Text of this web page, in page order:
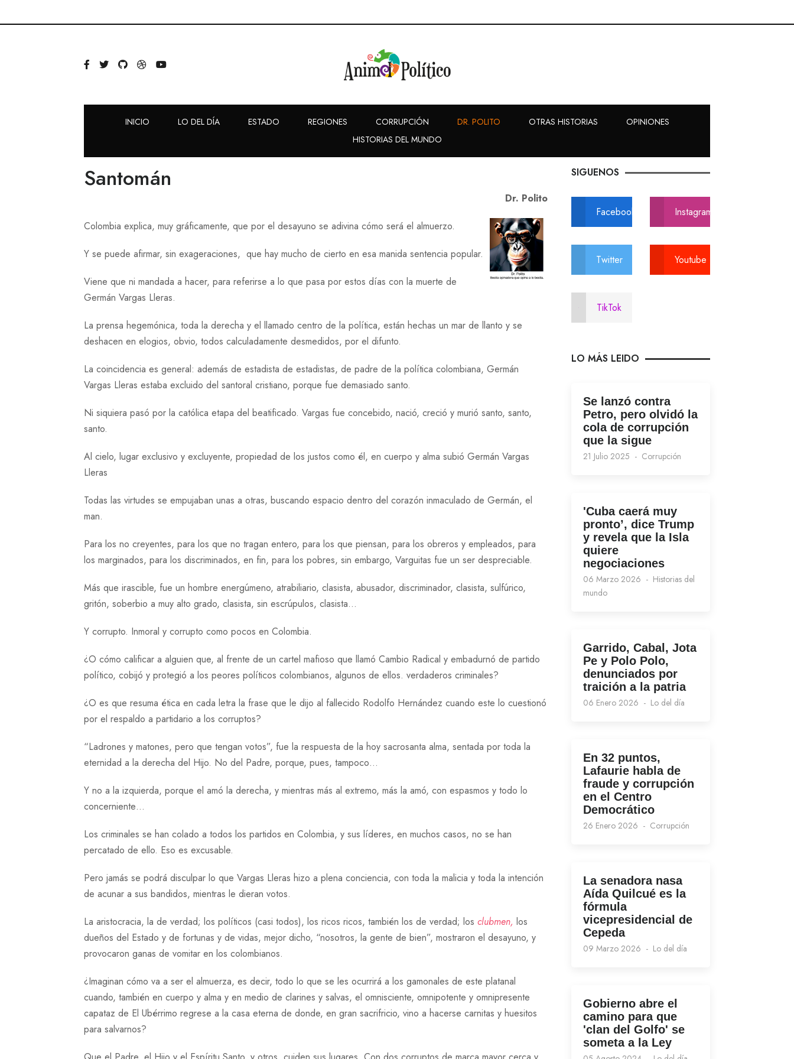
INICIO LO DEL DÍA ESTADO REGIONES CORRUPCIÓN DR. POLITO OTRAS HISTORIAS
OPINIONES
HISTORIAS DEL MUNDO
Santomán
Dr. Polito
Colombia explica, muy gráficamente, que por el desayuno se adivina cómo será el almuerzo.
Y se puede afirmar, sin exageraciones, que hay mucho de cierto en esa manida sentencia popular.
Viene que ni mandada a hacer, para referirse a lo que pasa por estos días con la muerte de
Germán Vargas Lleras.
La prensa hegemónica, toda la derecha y el llamado centro de la política, están hechas un mar de llanto y se
deshacen en elogios, obvio, todos calculadamente desmedidos, por el difunto.
La coincidencia es general: además de estadista de estadistas, de padre de la política colombiana, Germán
Vargas Lleras estaba excluido del santoral cristiano, porque fue demasiado santo.
Ni siquiera pasó por la católica etapa del beatificado. Vargas fue concebido, nació, creció y murió santo, santo,
santo.
Al cielo, lugar exclusivo y excluyente, propiedad de los justos como él, en cuerpo y alma subió Germán Vargas
Lleras
Todas las virtudes se empujaban unas a otras, buscando espacio dentro del corazón inmaculado de Germán, el
man.
Para los no creyentes, para los que no tragan entero, para los que piensan, para los obreros y empleados, para
los marginados, para los discriminados, en fin, para los pobres, sin embargo, Varguitas fue un ser despreciable.
Más que irascible, fue un hombre energúmeno, atrabiliario, clasista, abusador, discriminador, clasista, sulfúrico,
gritón, soberbio a muy alto grado, clasista, sin escrúpulos, clasista…
Y corrupto. Inmoral y corrupto como pocos en Colombia.
¿O cómo calificar a alguien que, al frente de un cartel mafioso que llamó Cambio Radical y embadurnó de partido
político, cobijó y protegió a los peores políticos colombianos, algunos de ellos. verdaderos criminales?
¿O es que resuma ética en cada letra la frase que le dijo al fallecido Rodolfo Hernández cuando este lo cuestionó
por el respaldo a partidario a los corruptos?
“Ladrones y matones, pero que tengan votos”, fue la respuesta de la hoy sacrosanta alma, sentada por toda la
eternidad a la derecha del Hijo. No del Padre, porque, pues, tampoco…
Y no a la izquierda, porque el amó la derecha, y mientras más al extremo, más la amó, con espasmos y todo lo
concerniente…
Los criminales se han colado a todos los partidos en Colombia, y sus líderes, en muchos casos, no se han
percatado de ello. Eso es excusable.
Pero jamás se podrá disculpar lo que Vargas Lleras hizo a plena conciencia, con toda la malicia y toda la intención
de acunar a sus bandidos, mientras le dieran votos.
La aristocracia, la de verdad; los políticos (casi todos), los ricos ricos, también los de verdad; los clubmen, los
dueños del Estado y de fortunas y de vidas, mejor dicho, “nosotros, la gente de bien”, mostraron el desayuno, y
provocaron ganas de vomitar en los colombianos.
¿Imaginan cómo va a ser el almuerza, es decir, todo lo que se les ocurrirá a los gamonales de este platanal
cuando, también en cuerpo y alma y en medio de clarines y salvas, el omnisciente, omnipotente y omnipresente
capataz de El Ubérrimo regrese a la casa eterna de donde, en gran sacrifricio, vino a hacerse carnitas y huesitos
para salvarnos?
SIGUENOS
Facebook Instagram
Twitter Youtube
TikTok
LO MÁS LEIDO
Se lanzó contra
Petro, pero olvidó la
cola de corrupción
que la sigue
21 Julio 2025 Corrupción
'Cuba caerá muy
pronto’, dice Trump
y revela que la Isla
quiere
negociaciones
06 Marzo 2026
Historias del
mundo
Garrido, Cabal, Jota
Pe y Polo Polo,
denunciados por
traición a la patria
06 Enero 2026 Lo del día
En 32 puntos,
Lafaurie habla de
fraude y corrupción
en el Centro
Democrático
26 Enero 2026 Corrupción
La senadora nasa
Aída Quilcué es la
fórmula
vicepresidencial de
Cepeda
09 Marzo 2026 Lo del día
Gobierno abre el
camino para que
'clan del Golfo' se
someta a la Ley